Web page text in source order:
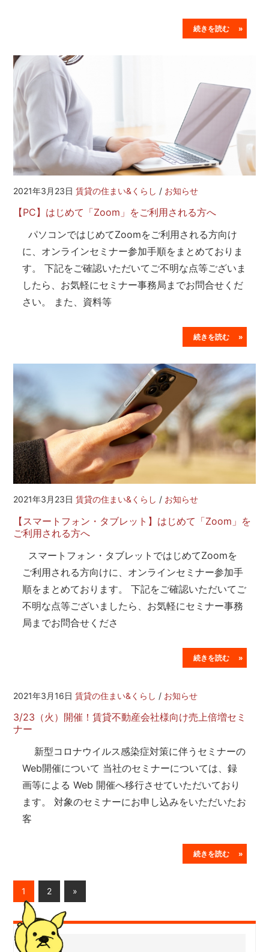
続きを読む »
2021年3月23日 賃貸の住まい&くらし / お知らせ
【PC】はじめて「Zoom」をご利用される方へ
パソコンではじめてZoomをご利用される方向け
に、オンラインセミナー参加手順をまとめておりま
す。 下記をご確認いただいてご不明な点等ございま
したら、お気軽にセミナー事務局までお問合せくだ
さい。 また、資料等
続きを読む »
2021年3月23日 賃貸の住まい&くらし / お知らせ
【スマートフォン・タブレット】はじめて「Zoom」を
ご利用される方へ
スマートフォン・タブレットではじめてZoomを
ご利用される方向けに、オンラインセミナー参加手
順をまとめております。 下記をご確認いただいてご
不明な点等ございましたら、お気軽にセミナー事務
局までお問合せくださ
続きを読む »
2021年3月16日 賃貸の住まい&くらし / お知らせ
3/23（火）開催！賃貸不動産会社様向け売上倍増セミ
ナー
新型コロナウイルス感染症対策に伴うセミナーの
Web開催について 当社のセミナーについては、録
画等による Web 開催へ移行させていただいており
ます。 対象のセミナーにお申し込みをいただいたお
客
続きを読む »
投
稿
の
1 2
Next
Posts
»